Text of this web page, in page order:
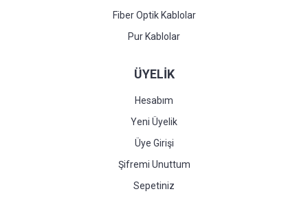
Fiber Optik Kablolar
Pur Kablolar
ÜYELİK
Hesabım
Yeni Üyelik
Üye Girişi
Şifremi Unuttum
Sepetiniz